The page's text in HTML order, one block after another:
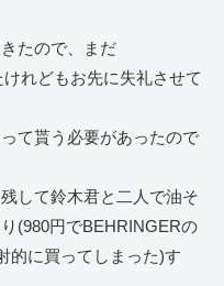
たので、まだ
れどもお先に失礼させて
て貰う必要があったので
して鈴木君と二人で油そ
(980円でBEHRINGERの
的に買ってしまった)す